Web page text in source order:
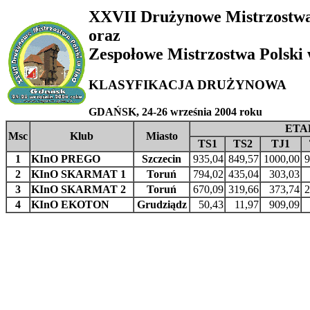
XXVII Drużynowe
oraz
Zespołowe Mistrzostwa
KLASYFIKACJA DRUŻYNOWA
GDAŃSK, 24-26 września 2004 roku
Msc Klub Miasto
TS1
TS2 TJ1
1
KInO PREGO Szczecin 935,04 849,57 1000,00
2
KInO SKARMAT 1 Toruń 794,02 435,04
303,03
3
KInO SKARMAT 2 Toruń 670,09 319,66 373,74
4
KInO EKOTON Grudziądz 50,43 11,97 909,09